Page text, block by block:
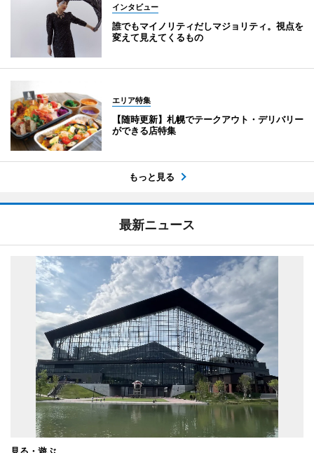
インタビュー
誰でもマイノリティだしマジョリティ。視点を
変えて見えてくるもの
エリア特集
【随時更新】札幌でテークアウト・デリバリー
ができる店特集
もっと見る
最新ニュース